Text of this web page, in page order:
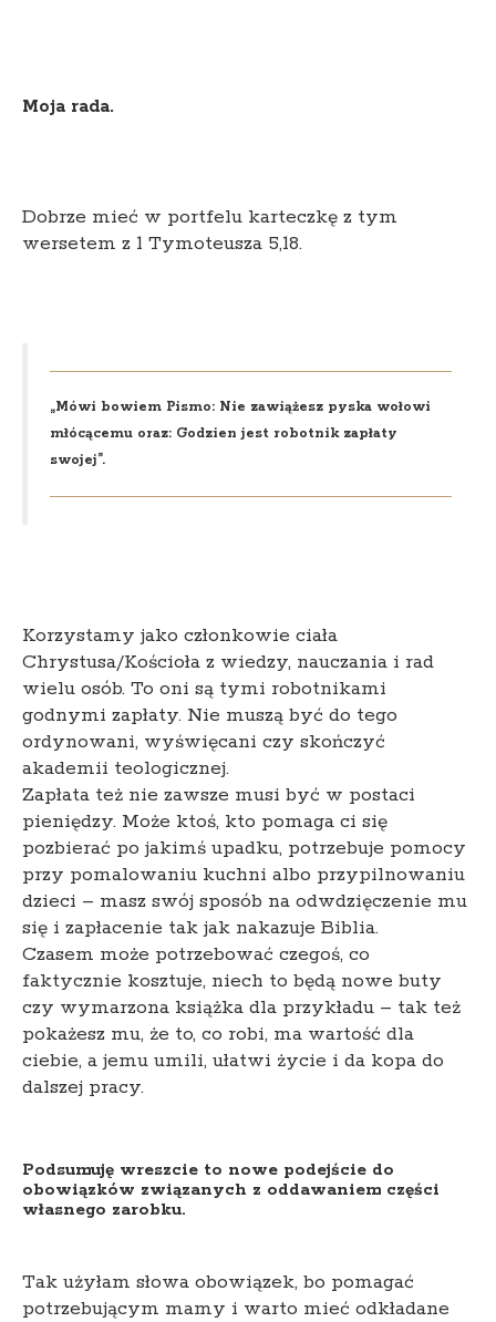
Moja rada.
Dobrze mieć w portfelu karteczkę z tym
wersetem z 1 Tymoteusza 5,18.
„Mówi bowiem Pismo: Nie zawiążesz pyska wołowi
młócącemu oraz: Godzien jest robotnik zapłaty
swojej”.
Korzystamy jako członkowie ciała
Chrystusa/Kościoła z wiedzy, nauczania i rad
wielu osób. To oni są tymi robotnikami
godnymi zapłaty. Nie muszą być do tego
ordynowani, wyświęcani czy skończyć
akademii teologicznej.
Zapłata też nie zawsze musi być w postaci
pieniędzy. Może ktoś, kto pomaga ci się
pozbierać po jakimś upadku, potrzebuje pomocy
przy pomalowaniu kuchni albo przypilnowaniu
dzieci – masz swój sposób na odwdzięczenie mu
się i zapłacenie tak jak nakazuje Biblia.
Czasem może potrzebować czegoś, co
faktycznie kosztuje, niech to będą nowe buty
czy wymarzona książka dla przykładu – tak też
pokażesz mu, że to, co robi, ma wartość dla
ciebie, a jemu umili, ułatwi życie i da kopa do
dalszej pracy.
Podsumuję wreszcie to nowe podejście do
obowiązków związanych z oddawaniem części
własnego zarobku.
Tak użyłam słowa obowiązek, bo pomagać
potrzebującym mamy i warto mieć odkładane